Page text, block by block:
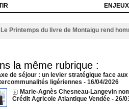
ENJEUX
du livre de Montaigu rend
la même rubrique :
de séjour : un levier stratégique face
ligériennes - 16/04/2026
Marie-Agnès Chesneau-Langevin
Crédit Agricole Atlantique Vendée - 26/